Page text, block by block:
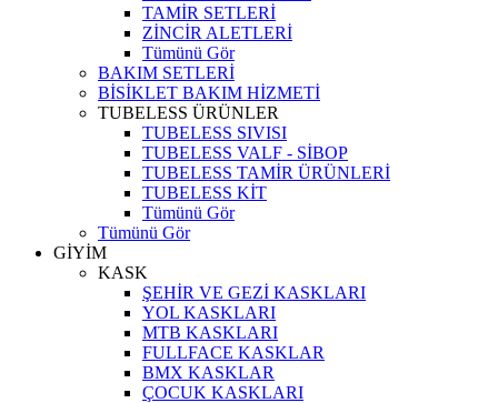
TAMİR SETLERİ
ZİNCİR ALETLERİ
Tümünü Gör
BAKIM SETLERİ
BİSİKLET BAKIM HİZMETİ
TUBELESS ÜRÜNLER
TUBELESS SIVISI
TUBELESS VALF - SİBOP
TUBELESS TAMİR ÜRÜNLERİ
TUBELESS KİT
Tümünü Gör
Tümünü Gör
GİYİM
KASK
ŞEHİR VE GEZİ KASKLARI
YOL KASKLARI
MTB KASKLARI
FULLFACE KASKLAR
BMX KASKLAR
ÇOCUK KASKLARI